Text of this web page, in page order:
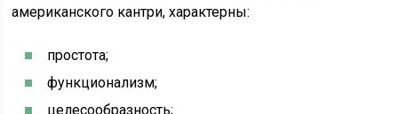
американского кантри, характерны:
простота;
функционализм;
целесообразность;